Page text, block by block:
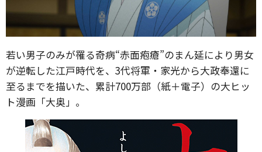
若い男子のみが罹る奇病“赤面疱瘡”のまん延により男女
が逆転した江戸時代を、3代将軍・家光から大政奉還に
至るまでを描いた、累計700万部（紙＋電子）の大ヒッ
ト漫画「大奥」。